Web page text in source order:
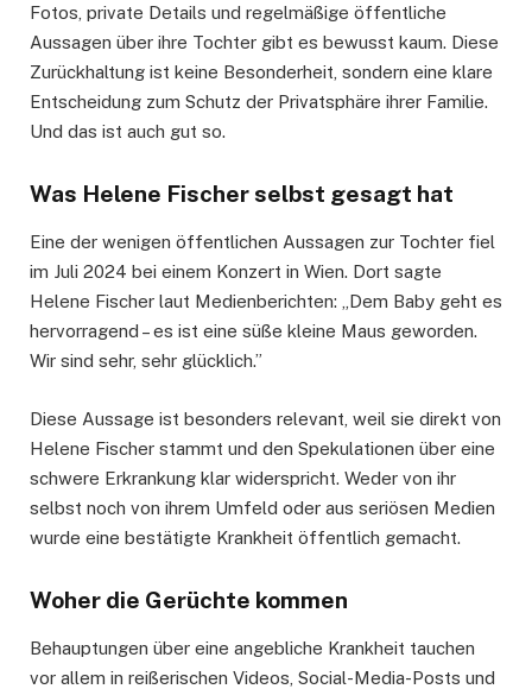
Fotos, private Details und regelmäßige öffentliche
Aussagen über ihre Tochter gibt es bewusst kaum. Diese
Zurückhaltung ist keine Besonderheit, sondern eine klare
Entscheidung zum Schutz der Privatsphäre ihrer Familie.
Und das ist auch gut so.
Was Helene Fischer selbst gesagt hat
Eine der wenigen öffentlichen Aussagen zur Tochter fiel
im Juli 2024 bei einem Konzert in Wien. Dort sagte
Helene Fischer laut Medienberichten: „Dem Baby geht es
hervorragend – es ist eine süße kleine Maus geworden.
Wir sind sehr, sehr glücklich.”
Diese Aussage ist besonders relevant, weil sie direkt von
Helene Fischer stammt und den Spekulationen über eine
schwere Erkrankung klar widerspricht. Weder von ihr
selbst noch von ihrem Umfeld oder aus seriösen Medien
wurde eine bestätigte Krankheit öffentlich gemacht.
Woher die Gerüchte kommen
Behauptungen über eine angebliche Krankheit tauchen
vor allem in reißerischen Videos, Social-Media-Posts und